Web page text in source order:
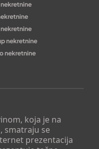
koja je na
smatraju se
prezentacija
nekretnine
nekretnine